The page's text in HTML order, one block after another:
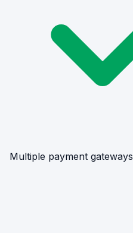
Multiple payment gateways